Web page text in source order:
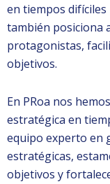
en tiempos
también posiciona
protagonistas,
objetivos.
En PRoa nos
estratégica en
equipo experto en
estratégicas,
objetivos y